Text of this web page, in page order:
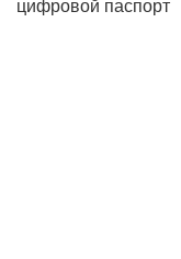
цифровой паспорт